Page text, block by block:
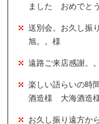
ました おめでと
送別会。お久し振
旭。。様
遠路ご来店感謝。
楽しい語らいの時
酒造様 大海酒造
お久し振り遠方か